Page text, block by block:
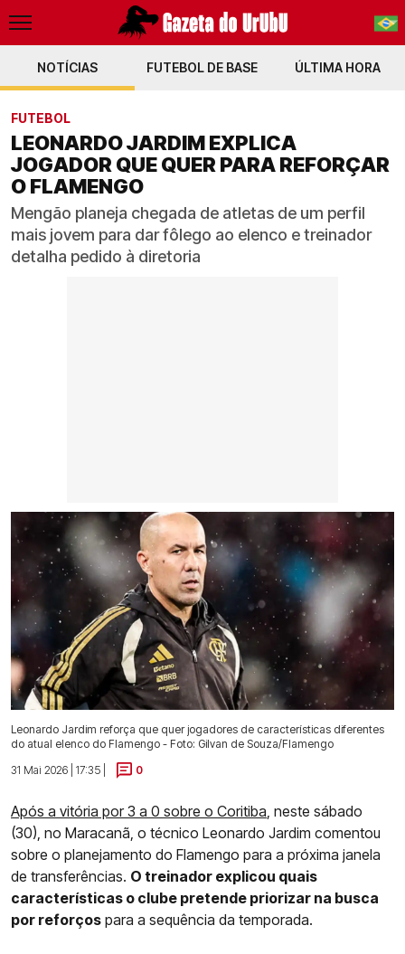
PT-BR
NOTÍCIAS FUTEBOL DE BASE ÚLTIMA HORA
FUTEBOL
LEONARDO JARDIM EXPLICA
JOGADOR QUE QUER PARA REFORÇAR
O FLAMENGO
Mengão planeja chegada de atletas de um perfil
mais jovem para dar fôlego ao elenco e treinador
detalha pedido à diretoria
Leonardo Jardim reforça que quer jogadores de características diferentes
do atual elenco do Flamengo - Foto: Gilvan de Souza/Flamengo
31 Mai 2026 | 17:35 |
0
Após a vitória por 3 a 0 sobre o Coritiba, neste sábado
(30), no Maracanã, o técnico Leonardo Jardim comentou
sobre o planejamento do Flamengo para a próxima janela
de transferências. O treinador explicou quais
características o clube pretende priorizar na busca
por reforços para a sequência da temporada.